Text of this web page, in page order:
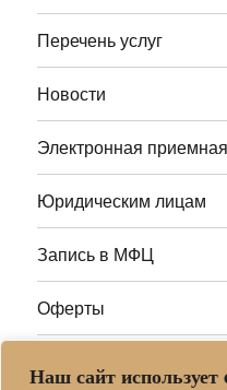
Наш сайт использует
Перечень услуг
Новости
Электронная приемная
Юридическим лицам
Запись в МФЦ
Оферты